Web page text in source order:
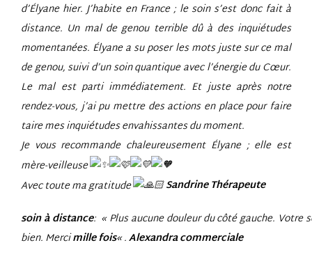
d’Élyane hier. J’habiteen France ; le soin s’est donc fait à
distance. Un mal de genou terrible dû à des inquiétudes
momentanées. Élyane a su poser les mots juste sur ce mal
de genou, suivi d’un soin quantique avec l’énergie du Cœur.
Le mal est parti immédiatement. Et juste après notre
rendez-vous, j’ai pu mettre des actions en place pour faire
taire mes inquiétudes envahissantes du moment.
Je vous recommande chaleureusement Élyane ; elle est
mère-veilleuse
Avec toute ma gratitude
Sandrine Thérapeute
soin à distance: « Plus aucune douleur du côté gauche. Votre
bien. Mercimille fois« .Alexandra commerciale